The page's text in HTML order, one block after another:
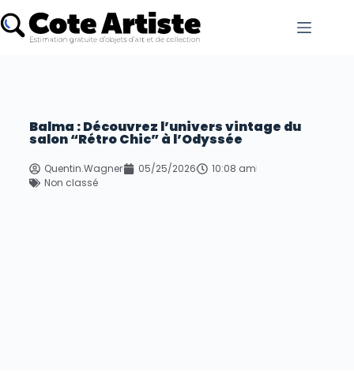
Balma : Découvrez l’univers vintage du
salon “Rétro Chic” à l’Odyssée
Quentin.Wagner 05/25/2026
10:08 am
Non classé